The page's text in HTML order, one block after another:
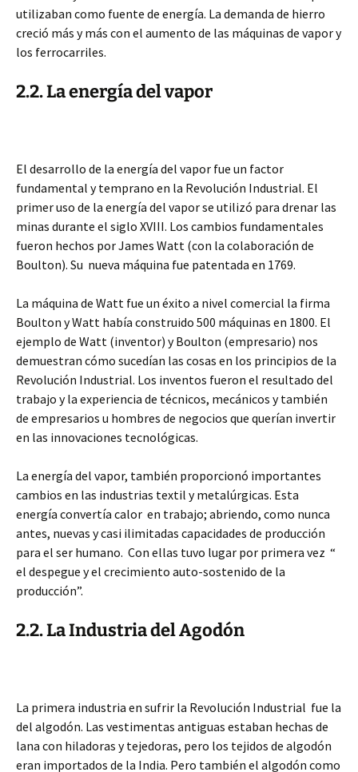
utilizaban como fuente de energía. La demanda de hierro
creció más y más con el aumento de las máquinas de vapor y
los ferrocarriles.
2.2. La energía del vapor
El desarrollo de la energía del vapor fue un factor
fundamental y temprano en la Revolución Industrial. El
primer uso de la energía del vapor se utilizó para drenar las
minas durante el siglo XVIII. Los cambios fundamentales
fueron hechos por James Watt (con la colaboración de
Boulton). Su nueva máquina fue patentada en 1769.
La máquina de Watt fue un éxito a nivel comercial la firma
Boulton y Watt había construido 500 máquinas en 1800. El
ejemplo de Watt (inventor) y Boulton (empresario) nos
demuestran cómo sucedían las cosas en los principios de la
Revolución Industrial. Los inventos fueron el resultado del
trabajo y la experiencia de técnicos, mecánicos y también
de empresarios u hombres de negocios que querían invertir
en las innovaciones tecnológicas.
La energía del vapor, también proporcionó importantes
cambios en las industrias textil y metalúrgicas. Esta
energía convertía calor en trabajo; abriendo, como nunca
antes, nuevas y casi ilimitadas capacidades de producción
para el ser humano. Con ellas tuvo lugar por primera vez “
el despegue y el crecimiento auto-sostenido de la
producción”.
2.2. La Industria del Agodón
La primera industria en sufrir la Revolución Industrial fue la
del algodón. Las vestimentas antiguas estaban hechas de
lana con hiladoras y tejedoras, pero los tejidos de algodón
eran importados de la India. Pero también el algodón como